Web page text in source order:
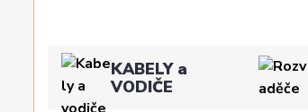
KABELY a
VODIČE